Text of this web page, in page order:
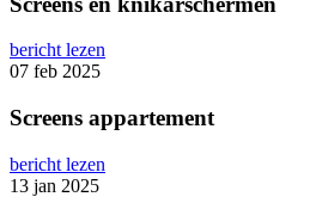
bericht lezen
07 feb 2025
Screens appartement
bericht lezen
13 jan 2025